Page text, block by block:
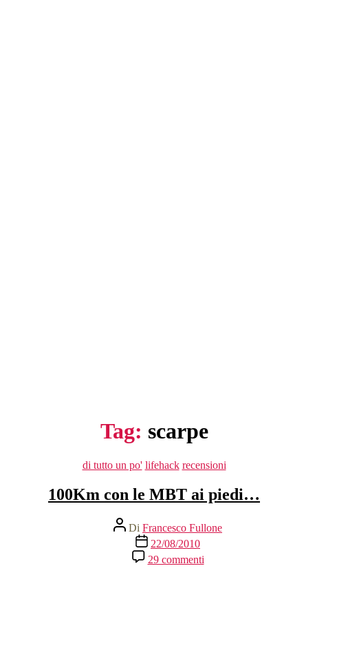
Tag: scarpe
Categorie
di tutto un po' lifehack recensioni
100Km con le MBT ai piedi…
Autore
articolo
Di Francesco Fullone
Data
dell'articolo
22/08/2010
29 commentisu
100Km